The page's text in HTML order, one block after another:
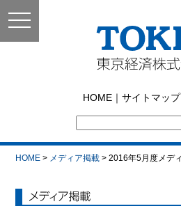
TOKEI
HOME ｜ サイトマップ
HOME > メディア掲載 > 2016年5月度メデ
toggle
navigation